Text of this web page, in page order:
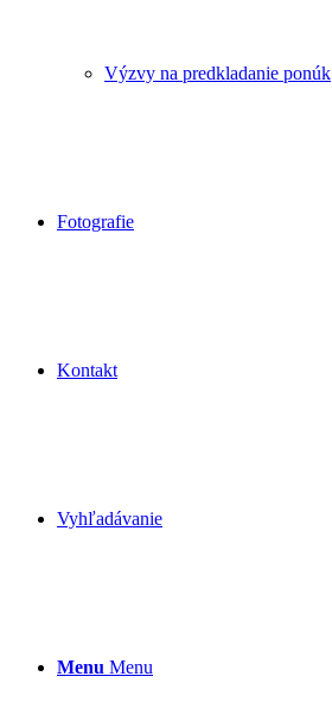
Výzvy na predkladanie ponúk
Fotografie
Kontakt
Vyhľadávanie
Menu Menu